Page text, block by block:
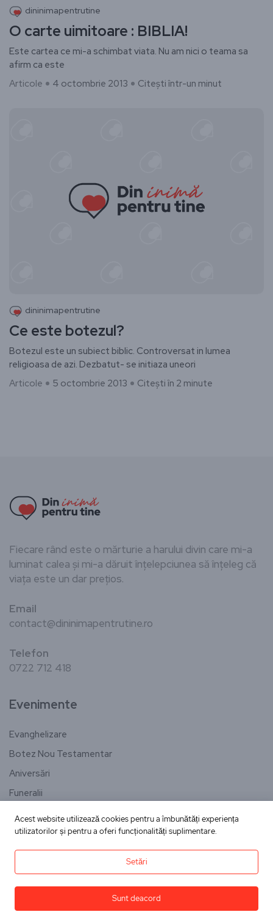
dininimapentrutine
O carte uimitoare : BIBLIA!
Este cartea ce mi-a schimbat viata. Nu am nici o teama sa
afirm ca este
Articole
4 octombrie 2013 Citești într-un minut
dininimapentrutine
Ce este botezul?
Botezul este un subiect biblic. Controversat in lumea
religioasa de azi. Dezbatut- se initiaza uneori
Articole
5 octombrie 2013 Citești în 2 minute
Fiecare rând este o mărturie a harului divin care mi-a
luminat calea și mi-a dăruit înțelepciunea să înțeleg că
viața este un dar prețios.
Email
contact@dininimapentrutine.ro
Telefon
0722 712 418
Evenimente
Evanghelizare
Botez Nou Testamentar
Aniversări
Funeralii
Conferință tineret
Evenimente
Inspiraționale
Acest website utilizează cookies pentru a îmbunătăți experiența
utilizatorilor și pentru a oferi funcționalități suplimentare.
Setări
Sunt deacord